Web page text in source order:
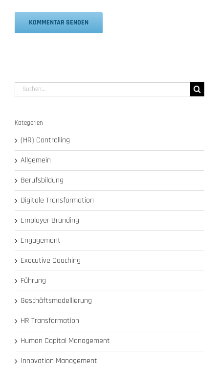
Suche
nach:
Kategorien
(HR) Controlling
Allgemein
Berufsbildung
Digitale Transformation
Employer Branding
Engagement
Executive Coaching
Führung
Geschäftsmodellierung
HR Transformation
Human Capital Management
Innovation Management